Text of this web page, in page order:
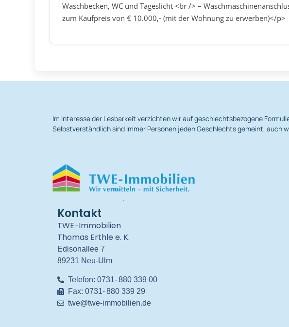
Waschbecken, WC und Tageslicht <br /> –
zum Kaufpreis von € 10.000,- (mit der Wohnung zu erwerben)</p>
Im Interesse der Lesbarkeit verzichten wir auf geschlechtsbezogene
Selbstverständlich sind immer Personen jeden Geschlechts gemeint, auch
.
Kontakt
TWE-Immobilien
Thomas Erthle e. K.
Edisonallee 7
89231 Neu-Ulm
Telefon: 0731- 880 339 00
Fax: 0731- 880 339 29
twe@twe-immobilien.de